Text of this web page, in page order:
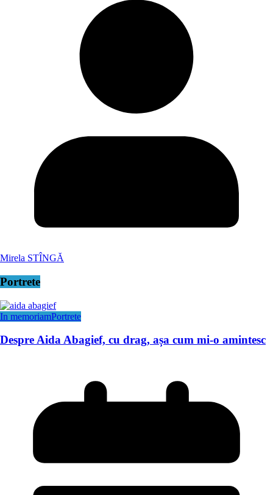
Mirela STÎNGĂ
Portrete
In memoriamPortrete
Despre Aida Abagief, cu drag, așa cum mi-o amintesc